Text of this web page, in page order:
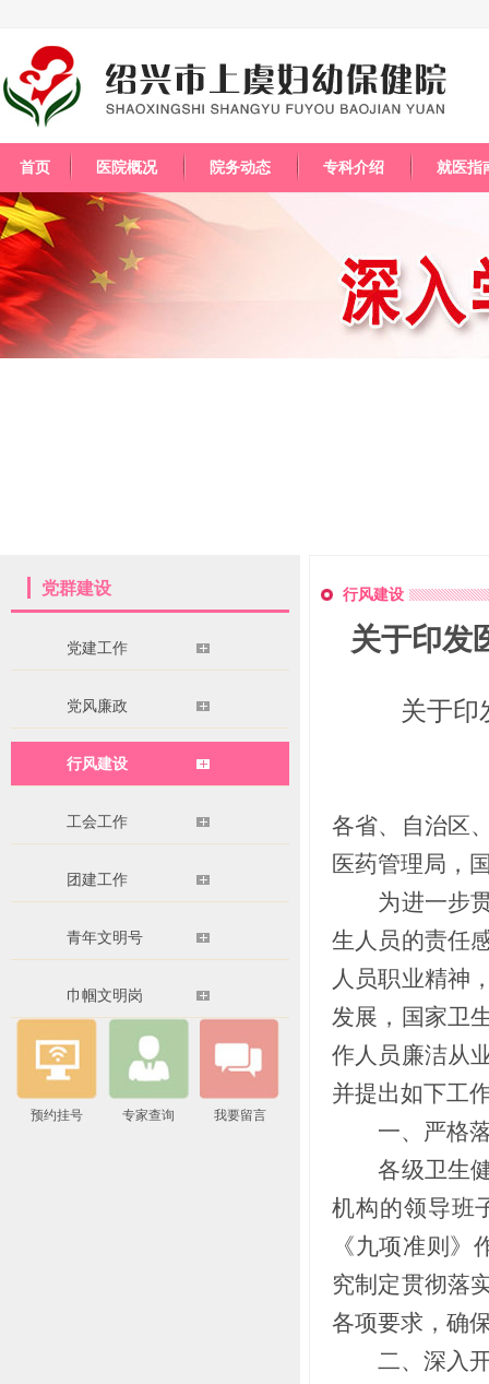
首页 医院概况 院务动态 专科介绍 就医指
党群建设
党建工作
党风廉政
行风建设
工会工作
团建工作
青年文明号
巾帼文明岗
预约挂号 专家查询 我要留言
行风建设
关于印发
关于印
各省、自治区
医药管理局，
为进一步贯
生人员的责任
人员职业精神
发展，国家卫
作人员廉洁从
并提出如下工
一、严格落
各级卫生健
机构的领导班
《九项准则》
究制定贯彻落
各项要求，确
二、深入开